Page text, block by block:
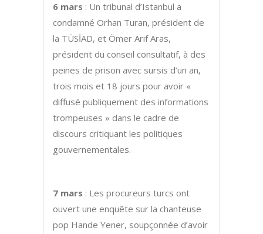
6 mars : Un tribunal d’Istanbul a
condamné Orhan Turan, président de
la TÜSİAD, et Ömer Arif Aras,
président du conseil consultatif, à des
peines de prison avec sursis d’un an,
trois mois et 18 jours pour avoir «
diffusé publiquement des informations
trompeuses » dans le cadre de
discours critiquant les politiques
gouvernementales.
7 mars : Les procureurs turcs ont
ouvert une enquête sur la chanteuse
pop Hande Yener, soupçonnée d’avoir